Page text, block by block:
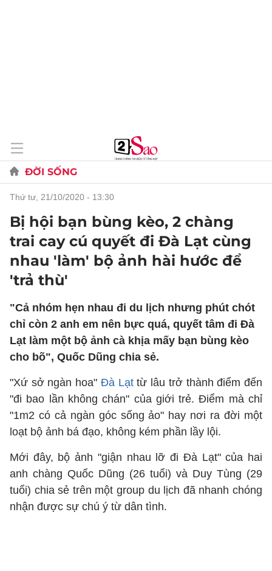
ĐỜI SỐNG
thứ tư, 21/10/2020 - 13:30
Bị hội bạn bùng kèo, 2 chàng
trai cay cú quyết đi Đà Lạt cùng
nhau 'làm' bộ ảnh hài hước để
'trả thù'
"Cả nhóm hẹn nhau đi du lịch nhưng phút chót
chỉ còn 2 anh em nên bực quá, quyết tâm đi Đà
Lạt làm một bộ ảnh cà khịa mấy bạn bùng kèo
cho bõ", Quốc Dũng chia sẻ.
"Xứ sở ngàn hoa" Đà Lạttừ lâu trở thành điểm đến
"đi bao lần không chán" của giới trẻ. Điểm mà chỉ
"1m2 có cả ngàn góc sống ảo" hay nơi ra đời một
loạt bộ ảnh bá đạo, không kém phần lầy lội.
Mới đây, bộ ảnh "giận nhau lỡ đi Đà Lạt" của hai
anh chàng Quốc Dũng (26 tuổi) và Duy Tùng (29
tuổi) chia sẻ trên một group du lịch đã nhanh chóng
nhận được sự chú ý từ dân tình.